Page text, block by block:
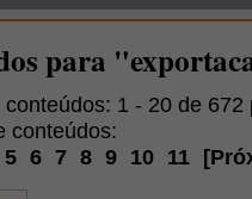
para
conteúdos: 1 - 20 de 672
conteúdos:
5 6 7 8 9 10 11 [